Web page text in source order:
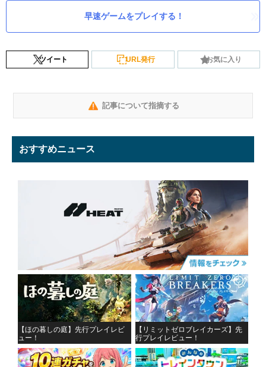
早速ゲームをプレイする！
ツイート URL発行 お気に入り
記事について指摘する
おすすめニュース
【ほの暮しの庭】先行プレイレビ
ュー！
【リミットゼロブレイカーズ】先
行プレイレビュー！